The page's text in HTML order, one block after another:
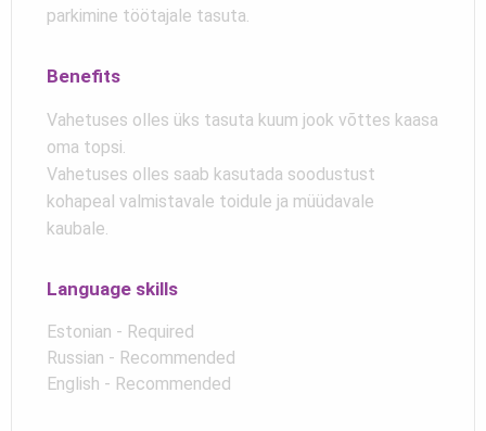
parkimine töötajale tasuta.
Benefits
Vahetuses olles üks tasuta kuum jook võttes kaasa
oma topsi.
Vahetuses olles saab kasutada soodustust
kohapeal valmistavale toidule ja müüdavale
kaubale.
Language skills
Estonian - Required
Russian - Recommended
English - Recommended